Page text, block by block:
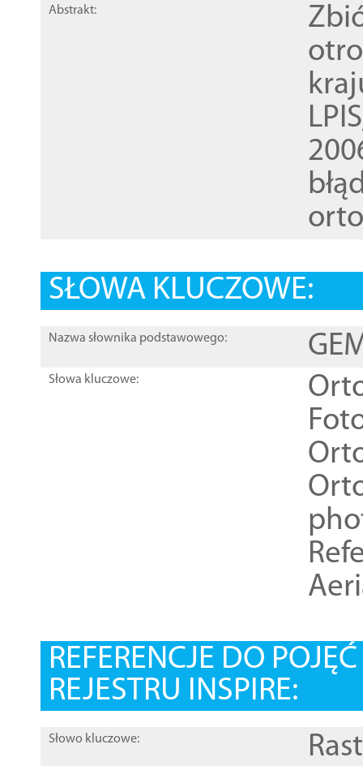
Abstrakt:
SŁOWA KLUCZOWE:
Nazwa słownika podstawowego:
Słowa kluczowe:
REFERENCJE DO
REJESTRU INSPIRE:
Słowo kluczowe: